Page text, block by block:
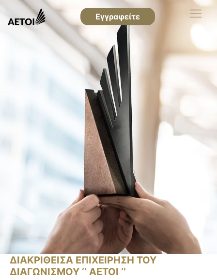
Εγγραφείτε
ΔΙΑΚΡΙΘΕΙΣΑ ΕΠΙΧΕΙΡΗΣΗ ΤΟΥ
ΔΙΑΓΩΝΙΣΜΟΥ ‘’ ΑΕΤΟΙ ‘’